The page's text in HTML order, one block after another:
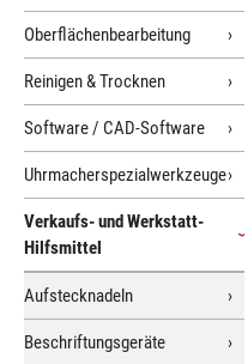
Oberflächenbearbeitung
Reinigen & Trocknen
Software / CAD-Software
Uhrmacherspezialwerkzeuge
Verkaufs- und Werkstatt-
Hilfsmittel
Aufstecknadeln
Beschriftungsgeräte